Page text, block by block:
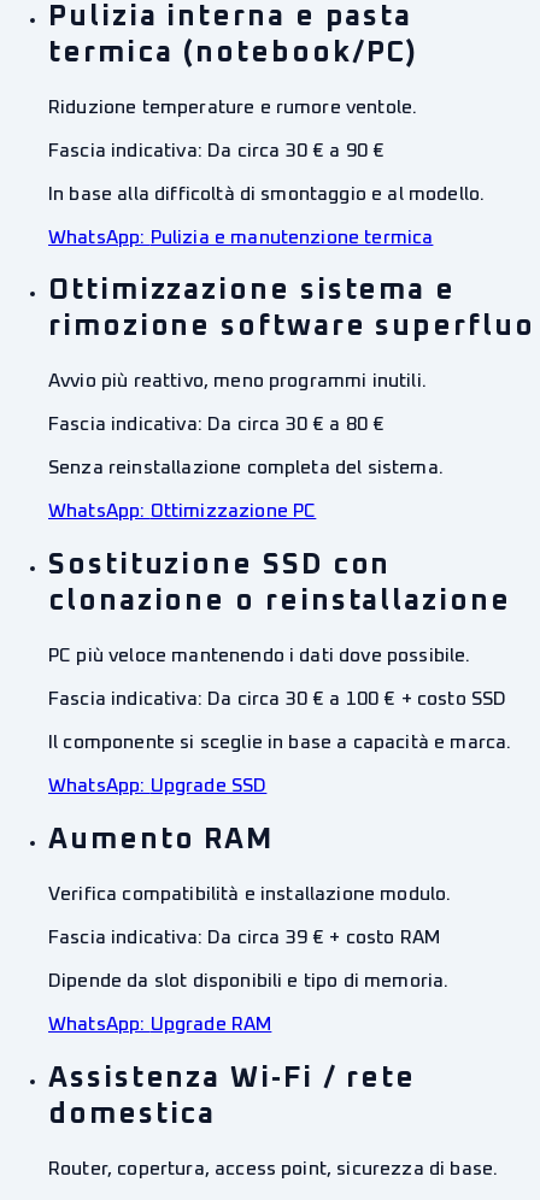
Pulizia interna e pasta
termica (notebook/PC)
Riduzione temperature e rumore ventole.
Fascia indicativa: Da circa 30 € a 90 €
In base alla difficoltà di smontaggio e al modello.
WhatsApp: Pulizia e manutenzione termica
Ottimizzazione sistema e
rimozione software superfluo
Avvio più reattivo, meno programmi inutili.
Fascia indicativa: Da circa 30 € a 80 €
Senza reinstallazione completa del sistema.
WhatsApp: Ottimizzazione PC
Sostituzione SSD con
clonazione o reinstallazione
PC più veloce mantenendo i dati dove possibile.
Fascia indicativa: Da circa 30 € a 100 € + costo SSD
Il componente si sceglie in base a capacità e marca.
WhatsApp: Upgrade SSD
Aumento RAM
Verifica compatibilità e installazione modulo.
Fascia indicativa: Da circa 39 € + costo RAM
Dipende da slot disponibili e tipo di memoria.
WhatsApp: Upgrade RAM
Assistenza Wi‑Fi / rete
domestica
Router, copertura, access point, sicurezza di base.